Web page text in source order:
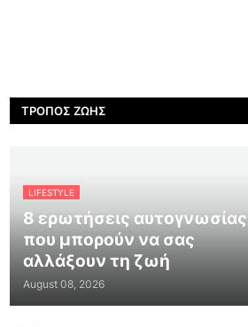
ΤΡΌΠΟΣ ΖΩΉΣ
LIFESTYLE
8 ερωτήσεις αυτογνωσίας
που μπορούν να σας
αλλάξουν τη ζωή
August 08, 2026